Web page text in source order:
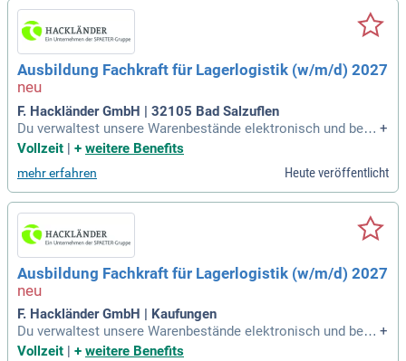
Ausbildung Fachkraft für Lagerlogistik (w/m/d) 2027
F. Hackländer GmbH | 32105 Bad Salzuflen
Du verwaltest unsere Warenbestände elektronisch und bear
beitest alle Warenbegleitpapiere. Du organisierst den Waren
Versand.
+
Vollzeit | + weitere Benefits
mehr erfahren Heute veröffentlicht
Ausbildung Fachkraft für Lagerlogistik (w/m/d) 2027
F. Hackländer GmbH | Kaufungen
Du verwaltest unsere Warenbestände elektronisch und bear
beitest alle Warenbegleitpapiere. Du organisierst den Waren
+
Vollzeit | + weitere Benefits